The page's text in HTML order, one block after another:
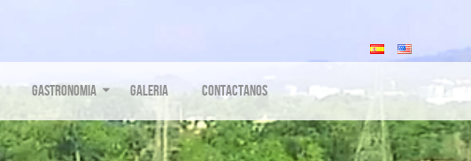
Gastronomia Galeria Contactanos